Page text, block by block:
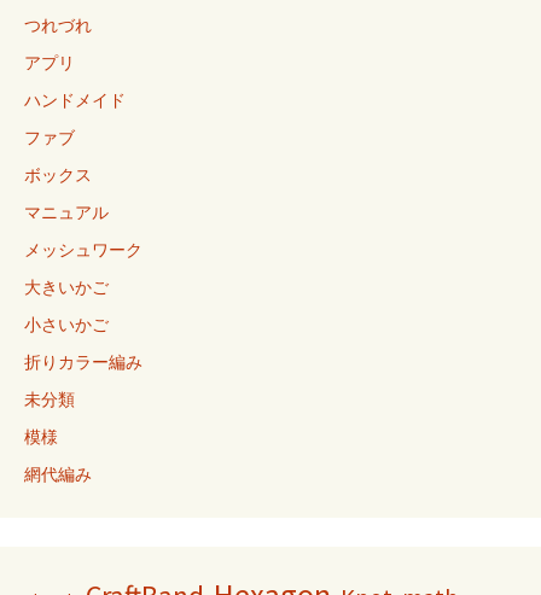
つれづれ
アプリ
ハンドメイド
ファブ
ボックス
マニュアル
メッシュワーク
大きいかご
小さいかご
折りカラー編み
未分類
模様
網代編み